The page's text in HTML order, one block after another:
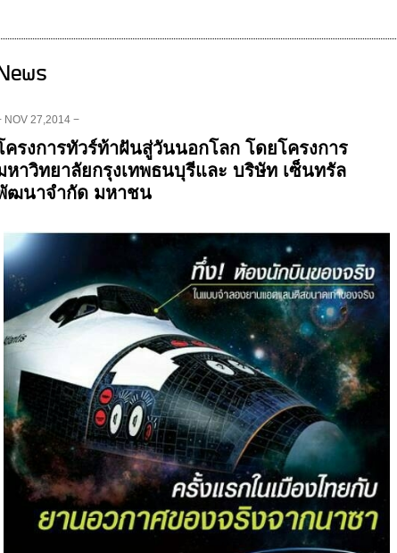
NOV 27,2014 −
ครงการทัวร์ท้าฝันสู่วันนอกโลก โดยโครงการ
หาวิทยาลัยกรุงเทพธนบุรีและ บริษัท เซ็นทรัล
ฒนาจำกัด มหาชน